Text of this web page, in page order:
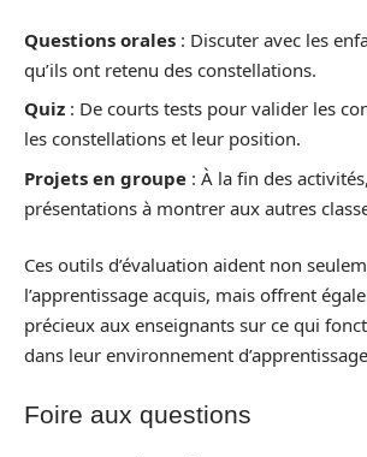
Questions orales : Discuter avec les
qu’ils ont retenu des constellations.
Quiz : De courts tests pour valider les
les constellations et leur position.
Projets en groupe : À la fin des
présentations à montrer aux autres
Ces outils d’évaluation aident non
l’apprentissage acquis, mais offrent
précieux aux enseignants sur ce qui
dans leur environnement
Foire aux questions